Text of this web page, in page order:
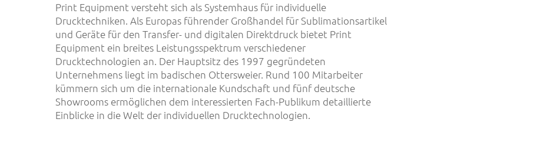
Print Equipment versteht sich als Systemhaus für individuelle
Drucktechniken. Als Europas führender Großhandel für Sublimationsartikel
und Geräte für den Transfer- und digitalen Direktdruck bietet Print
Equipment ein breites Leistungsspektrum verschiedener
Drucktechnologien an. Der Hauptsitz des 1997 gegründeten
Unternehmens liegt im badischen Ottersweier. Rund 100 Mitarbeiter
kümmern sich um die internationale Kundschaft und fünf deutsche
Showrooms ermöglichen dem interessierten Fach-Publikum detaillierte
Einblicke in die Welt der individuellen Drucktechnologien.